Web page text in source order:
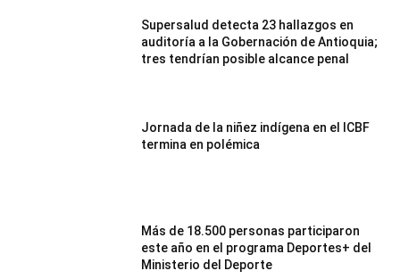
Supersalud detecta 23 hallazgos en
auditoría a la Gobernación de Antioquia;
tres tendrían posible alcance penal
Jornada de la niñez indígena en el ICBF
termina en polémica
Más de 18.500 personas participaron
este año en el programa Deportes+ del
Ministerio del Deporte